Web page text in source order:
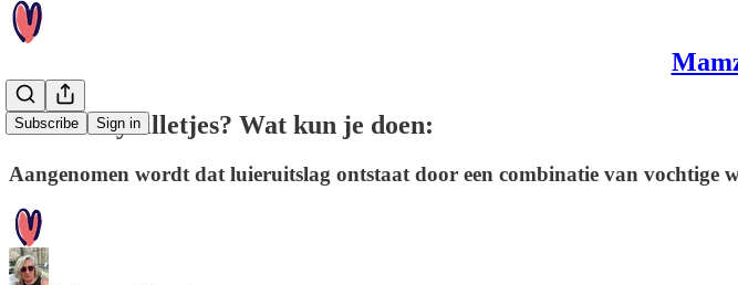
Subscribe Sign in
Rode babybilletjes? Wat kun je doen:
Aangenomen wordt dat luieruitslag ontstaat door een combinatie van